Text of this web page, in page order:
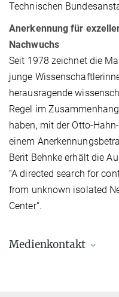
Technischen
Anerkennung für
Nachwuchs
Seit 1978 zeichnet die
junge
herausragende
Regel im
haben, mit der Otto-
einem
Berit Behnke erhält die
“A directed search for
from unknown isolated
Center“.
Medienkontakt